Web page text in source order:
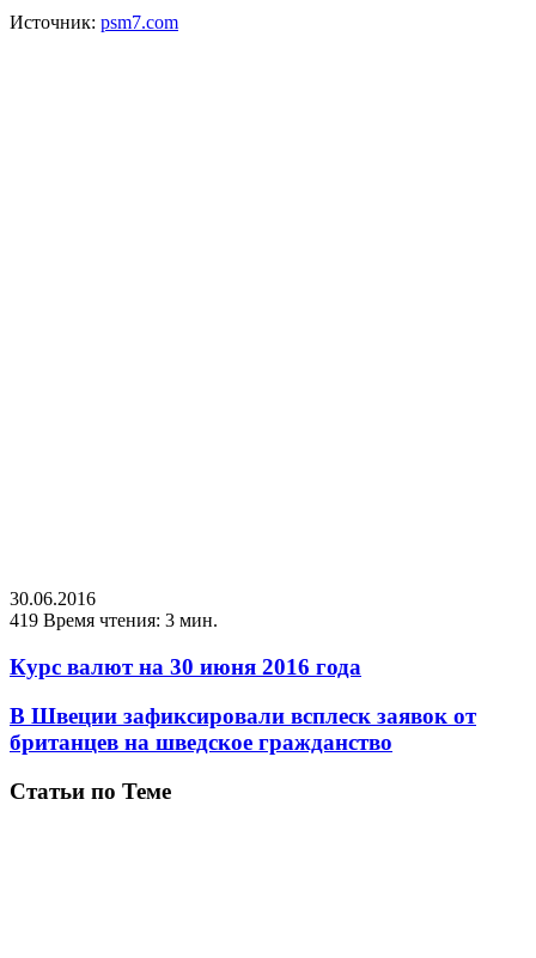
Источник: psm7.com
30.06.2016
419 Время чтения: 3 мин.
Курс валют на 30 июня 2016 года
В Швеции зафиксировали всплеск заявок от
британцев на шведское гражданство
Статьи по Теме